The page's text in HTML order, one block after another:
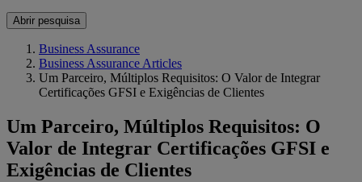
Abrir pesquisa
Business Assurance
Business Assurance Articles
Um Parceiro, Múltiplos Requisitos: O Valor de Integrar
Certificações GFSI e Exigências de Clientes
Um Parceiro, Múltiplos Requisitos: O
Valor de Integrar Certificações GFSI e
Exigências de Clientes